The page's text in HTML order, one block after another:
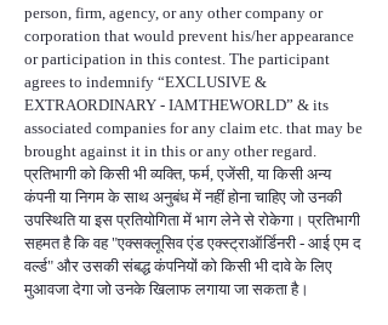
person, firm, agency, or any other company or
corporation that would prevent his/her appearance
or participation in this contest. The participant
agrees to indemnify “EXCLUSIVE &
EXTRAORDINARY - IAMTHEWORLD” & its
associated companies for any claim etc. that may be
brought against it in this or any other regard.
प्रतिभागी को किसी भी व्यक्ति, फर्म, एजेंसी, या किसी अन्य
कंपनी या निगम के साथ अनुबंध में नहीं होना चाहिए जो उनकी
उपस्थिति या इस प्रतियोगिता में भाग लेने से रोकेगा। प्रतिभागी
सहमत है कि वह "एक्सक्लूसिव एंड एक्स्ट्राऑर्डिनरी - आई एम द
वर्ल्ड" और उसकी संबद्ध कंपनियों को किसी भी दावे के लिए
मुआवजा देगा जो उनके खिलाफ लगाया जा सकता है।